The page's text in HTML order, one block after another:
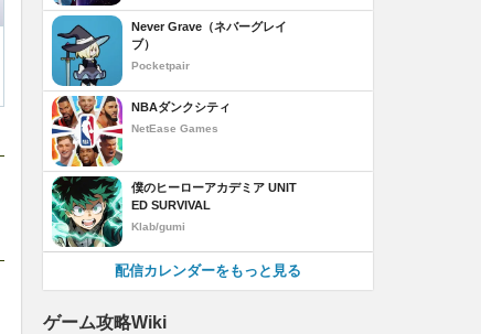
Never Grave（ネバーグレイ
ブ）
Pocketpair
NBAダンクシティ
NetEase Games
僕のヒーローアカデミア UNIT
ED SURVIVAL
Klab/gumi
配信カレンダーをもっと見る
ゲーム攻略Wiki